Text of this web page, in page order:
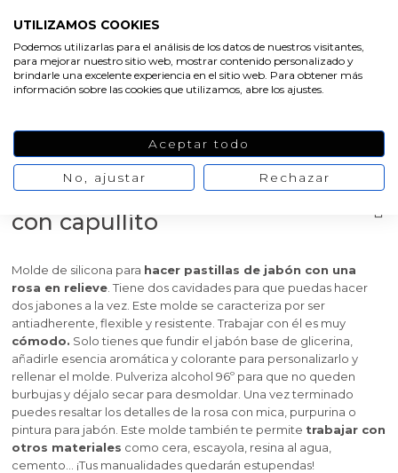
Molde dos pastillas de jabon
con capullito
Molde de silicona para hacer pastillas de jabón con una
rosa en relieve. Tiene dos cavidades para que puedas hacer
dos jabones a la vez. Este molde se caracteriza por ser
antiadherente, flexible y resistente. Trabajar con él es muy
cómodo. Solo tienes que fundir el jabón base de glicerina,
añadirle esencia aromática y colorante para personalizarlo y
rellenar el molde. Pulveriza alcohol 96º para que no queden
burbujas y déjalo secar para desmoldar. Una vez terminado
puedes resaltar los detalles de la rosa con mica, purpurina o
pintura para jabón. Este molde también te permite trabajar con
otros materiales como cera, escayola, resina al agua,
cemento… ¡Tus manualidades quedarán estupendas!
UTILIZAMOS COOKIES
Podemos utilizarlas para el análisis de los datos de nuestros visitantes,
para mejorar nuestro sitio web, mostrar contenido personalizado y
brindarle una excelente experiencia en el sitio web. Para obtener más
información sobre las cookies que utilizamos, abre los ajustes.
Aceptar todo
No, ajustar Rechazar